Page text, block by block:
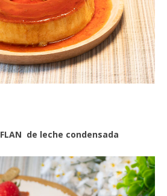
FLAN de leche condensada